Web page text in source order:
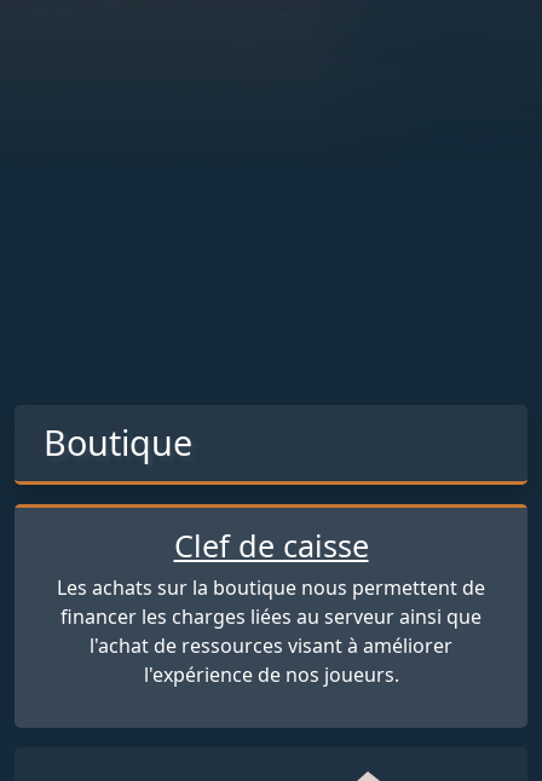
Boutique
Clef de caisse
Les achats sur la boutique nous permettent de
financer les charges liées au serveur ainsi que
l'achat de ressources visant à améliorer
l'expérience de nos joueurs.